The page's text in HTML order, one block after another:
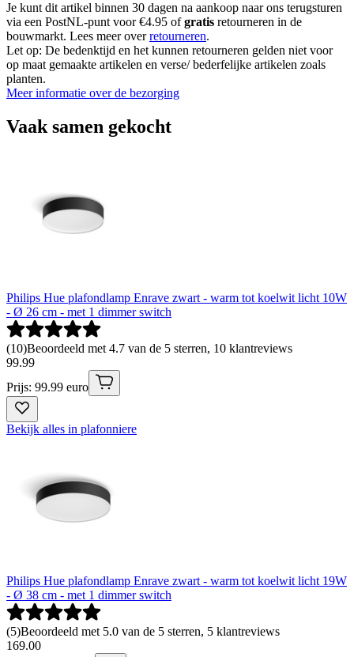
Je kunt dit artikel binnen 30 dagen na aankoop naar ons terugsturen
via een PostNL-punt voor €4.95 ofgratis retourneren in de
bouwmarkt. Lees meer overretourneren.
Let op: De bedenktijd en het kunnen retourneren gelden niet voor
op maat gemaakte artikelen en verse/ bederfelijke artikelen zoals
planten.
Meer informatie over de bezorging
Vaak samen gekocht
Philips Hue plafondlamp Enrave zwart - warm tot koelwit licht 10W
- Ø 26 cm - met 1 dimmer switch
(10)Beoordeeld met 4.7 van de 5 sterren, 10 klantreviews
99.99
Prijs: 99.99 euro
Bekijk alles in plafonniere
Philips Hue plafondlamp Enrave zwart - warm tot koelwit licht 19W
- Ø 38 cm - met 1 dimmer switch
(5)Beoordeeld met 5.0 van de 5 sterren, 5 klantreviews
169.00